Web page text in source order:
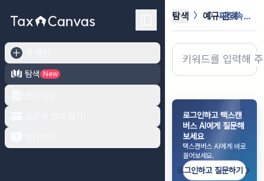
탐색
New
탐색 예규·판례 피상속인이 양도한 자산에 대하여 양도...
로그인하고 택스캔
버스 AI에게 질문해
보세요
택스캔버스 AI에게 바로
물어보세요.
로그인하고 질문하기